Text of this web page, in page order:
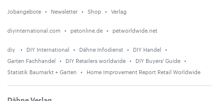
Jobangebote Newsletter Shop Verlag
diyinternational.com petonline.de petworldwide.net
diy DIY International Dähne Infodienst
DIY Handel
Garten Fachhandel
DIY Retailers worldwide
DIY Buyers' Guide
Statistik Baumarkt + Garten
Home Improvement Report Retail Worldwide